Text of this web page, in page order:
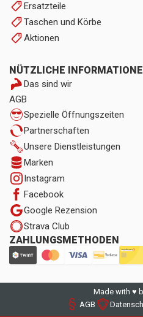
Ersatzteile
Taschen und Körbe
Aktionen
NÜTZLICHE
Das sind wir
AGB
Spezielle Öffnungszeiten
Partnerschaften
Unsere Dienstleistungen
Marken
Instagram
Facebook
Google Rezension
Strava Club
ZAHLUNGSMETHODEN
Made with ♥
AGB